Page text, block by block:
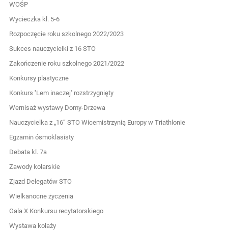
WOŚP
Wycieczka kl. 5-6
Rozpoczęcie roku szkolnego 2022/2023
Sukces nauczycielki z 16 STO
Zakończenie roku szkolnego 2021/2022
Konkursy plastyczne
Konkurs ''Lem inaczej'' rozstrzygnięty
Wernisaż wystawy Domy-Drzewa
Nauczycielka z „16” STO Wicemistrzynią Europy w Triathlonie
Egzamin ósmoklasisty
Debata kl. 7a
Zawody kolarskie
Zjazd Delegatów STO
Wielkanocne życzenia
Gala X Konkursu recytatorskiego
Wystawa kolaży